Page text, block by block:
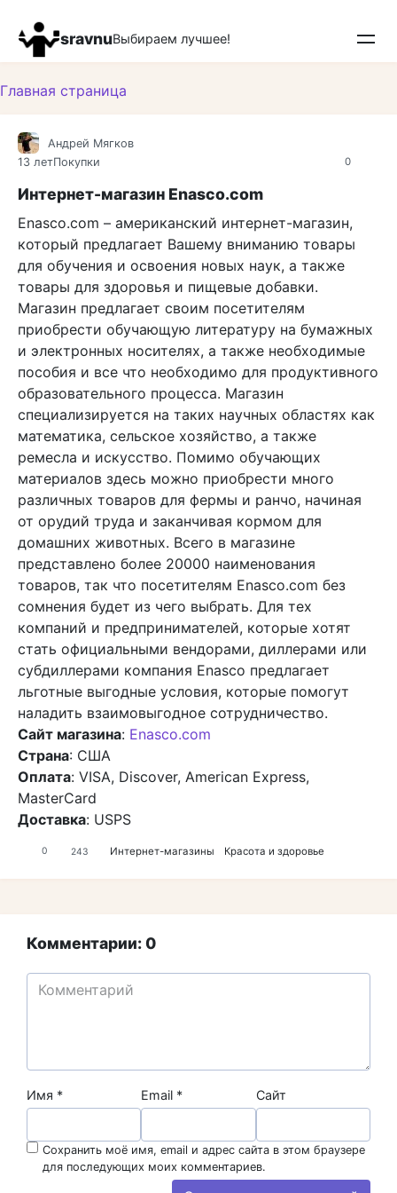
контенту
sravnuВыбираем лучшее!
Главная страница
0
Андрей Мягков
13 летПокупки
Интернет-магазин Enasco.com
Enasco.com – американский интернет-магазин,
который предлагает Вашему вниманию товары
для обучения и освоения новых наук, а также
товары для здоровья и пищевые добавки.
Магазин предлагает своим посетителям
приобрести обучающую литературу на бумажных
и электронных носителях, а также необходимые
пособия и все что необходимо для продуктивного
образовательного процесса. Магазин
специализируется на таких научных областях как
математика, сельское хозяйство, а также
ремесла и искусство. Помимо обучающих
материалов здесь можно приобрести много
различных товаров для фермы и ранчо, начиная
от орудий труда и заканчивая кормом для
домашних животных. Всего в магазине
представлено более 20000 наименования
товаров, так что посетителям Enasco.com без
сомнения будет из чего выбрать. Для тех
компаний и предпринимателей, которые хотят
стать официальными вендорами, диллерами или
субдиллерами компания Enasco предлагает
льготные выгодные условия, которые помогут
наладить взаимовыгодное сотрудничество.
Сайт магазина: Enasco.com
Страна: США
Оплата: VISA, Discover, American Express,
MasterCard
Доставка: USPS
0 243 Интернет-магазины Красота и здоровье
Комментарии: 0
Имя * Email * Сайт
Сохранить моё имя, email и адрес сайта в этом браузере
для последующих моих комментариев.